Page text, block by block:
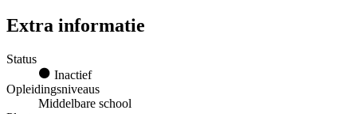
Extra informatie
Status
Inactief
Opleidingsniveaus
Middelbare school